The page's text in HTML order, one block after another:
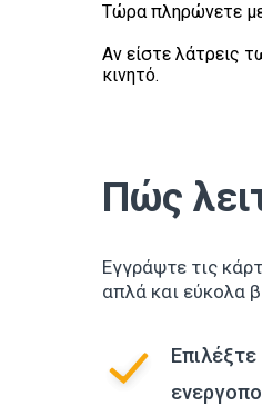
Τώρα πληρώνετε
Αν είστε λάτρεις
κινητό.
Πώς
Εγγράψτε τις
απλά και εύκολα